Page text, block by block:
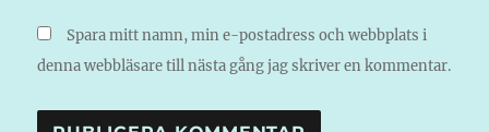
Spara mitt namn, min e-postadress och webbplats i
denna webbläsare till nästa gång jag skriver en kommentar.